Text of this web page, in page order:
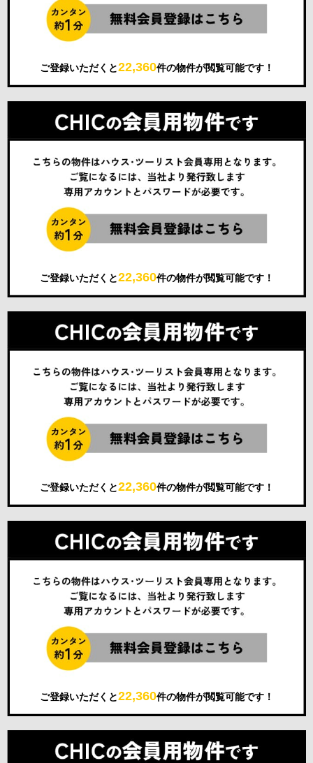
ご登録いただくと22,360件の物件が閲覧可能です！
ご登録いただくと22,360件の物件が閲覧可能です！
ご登録いただくと22,360件の物件が閲覧可能です！
ご登録いただくと22,360件の物件が閲覧可能です！